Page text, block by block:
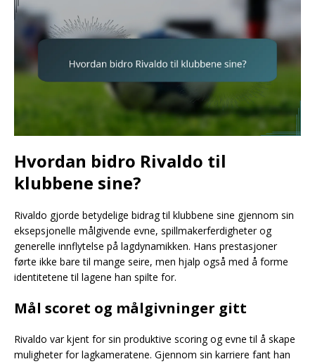
Hvordan bidro Rivaldo til
klubbene sine?
Rivaldo gjorde betydelige bidrag til klubbene sine gjennom sin
eksepsjonelle målgivende evne, spillmakerferdigheter og
generelle innflytelse på lagdynamikken. Hans prestasjoner
førte ikke bare til mange seire, men hjalp også med å forme
identitetene til lagene han spilte for.
Mål scoret og målgivninger gitt
Rivaldo var kjent for sin produktive scoring og evne til å skape
muligheter for lagkameratene. Gjennom sin karriere fant han